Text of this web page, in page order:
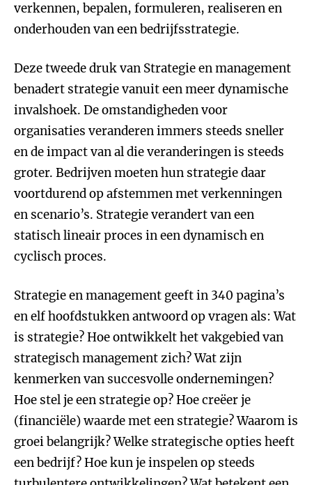
verkennen, bepalen, formuleren, realiseren en
onderhouden van een bedrijfsstrategie.
Deze tweede druk van Strategie en management
benadert strategie vanuit een meer dynamische
invalshoek. De omstandigheden voor
organisaties veranderen immers steeds sneller
en de impact van al die veranderingen is steeds
groter. Bedrijven moeten hun strategie daar
voortdurend op afstemmen met verkenningen
en scenario’s. Strategie verandert van een
statisch lineair proces in een dynamisch en
cyclisch proces.
Strategie en management geeft in 340 pagina’s
en elf hoofdstukken antwoord op vragen als: Wat
is strategie? Hoe ontwikkelt het vakgebied van
strategisch management zich? Wat zijn
kenmerken van succesvolle ondernemingen?
Hoe stel je een strategie op? Hoe creëer je
(financiële) waarde met een strategie? Waarom is
groei belangrijk? Welke strategische opties heeft
een bedrijf? Hoe kun je inspelen op steeds